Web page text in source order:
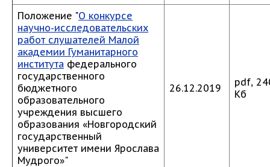
Положение "О конкурсе
научно-исследовательских
работ слушателей Малой
академии Гуманитарного
института федерального
государственного
бюджетного
образовательного
учреждения высшего
образования «Новгородский
государственный
университет имени Ярослава
Мудрого»"
26.12.2019
pdf,
Кб